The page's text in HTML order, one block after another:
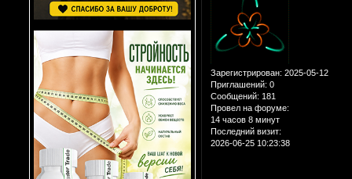
Зарегистрирован: 2025-05-12
Приглашений: 0
Сообщений: 181
Провел на форуме:
14 часов 8 минут
Последний визит:
2026-06-25 10:23:38